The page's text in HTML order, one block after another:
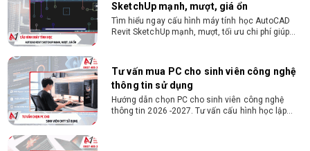
SketchUp mạnh, mượt, giá ổn
Tìm hiểu ngay cấu hình máy tính học AutoCAD
Revit SketchUp mạnh, mượt, tối ưu chi phí giúp
Tư vấn mua PC cho sinh viên công nghệ
thông tin sử dụng
Hướng dẫn chọn PC cho sinh viên công nghệ
thông tin 2026 -2027. Tư vấn cấu hình học lập